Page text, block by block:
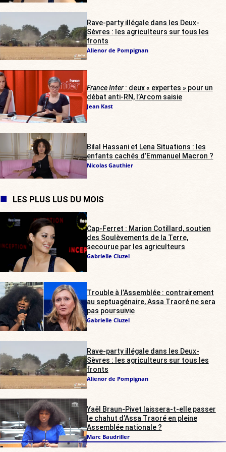
Rave-party illégale dans les Deux-
Sèvres : les agriculteurs sur tous les
fronts
Alienor de Pompignan
France Inter: deux « expertes » pour un
débat anti-RN, l’Arcom saisie
Jean Kast
Bilal Hassani et Lena Situations : les
enfants cachés d’Emmanuel Macron ?
Nicolas Gauthier
LES PLUS LUS DU MOIS
Cap-Ferret : Marion Cotillard, soutien
des Soulèvements de la Terre,
secourue par les agriculteurs
Gabrielle Cluzel
Trouble à l’Assemblée : contrairement
au septuagénaire, Assa Traoré ne sera
pas poursuivie
Gabrielle Cluzel
Rave-party illégale dans les Deux-
Sèvres : les agriculteurs sur tous les
fronts
Alienor de Pompignan
Yaël Braun-Pivet laissera-t-elle passer
le chahut d’Assa Traoré en pleine
Assemblée nationale ?
Marc Baudriller